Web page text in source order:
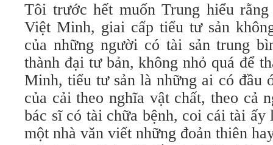
Tôi trước hết muốn Trung hiểu
Việt Minh, giai cấp tiểu tư sản
của những người có tài sản trung
thành đại tư bản, không nhỏ quá để
Minh, tiểu tư sản là những ai có đầu
của cải theo nghĩa vật chất, theo cả
bác sĩ có tài chữa bệnh, coi cái tài ấy
một nhà văn viết những đoản thiên